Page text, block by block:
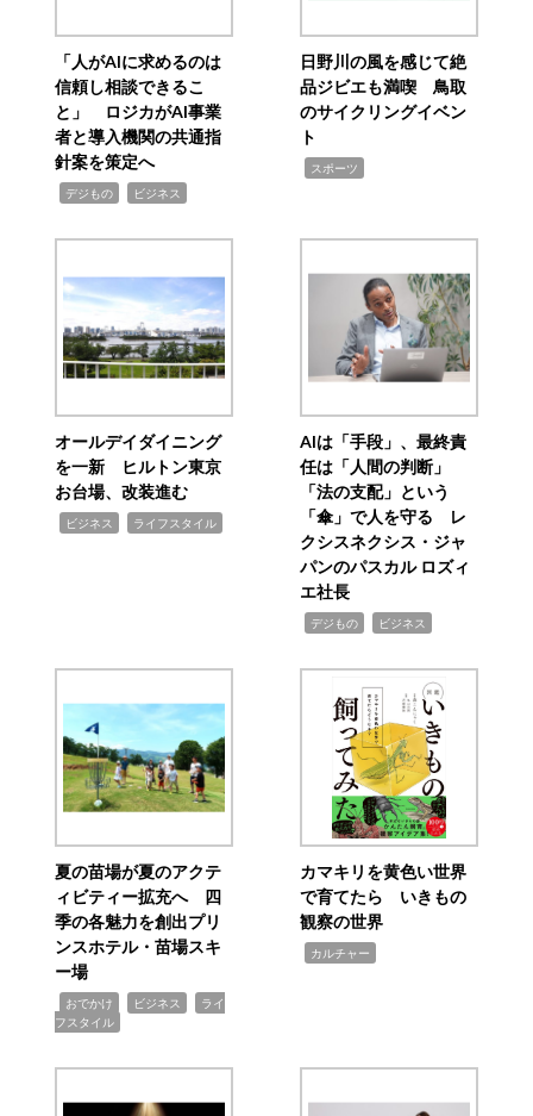
「人がAIに求めるのは
信頼し相談できるこ
と」 ロジカがAI事業
者と導入機関の共通指
針案を策定へ
デジもの ビジネス
日野川の風を感じて絶
品ジビエも満喫 鳥取
のサイクリングイベン
ト
スポーツ
オールデイダイニング
を一新 ヒルトン東京
お台場、改装進む
ビジネス ライフスタイル
AIは「手段」、最終責
任は「人間の判断」
「法の支配」という
「傘」で人を守る レ
クシスネクシス・ジャ
パンのパスカル ロズィ
エ社長
デジもの ビジネス
夏の苗場が夏のアクテ
ィビティー拡充へ 四
季の各魅力を創出プリ
ンスホテル・苗場スキ
ー場
おでかけ ビジネス
ライ
フスタイル
カマキリを黄色い世界
で育てたら いきもの
観察の世界
カルチャー